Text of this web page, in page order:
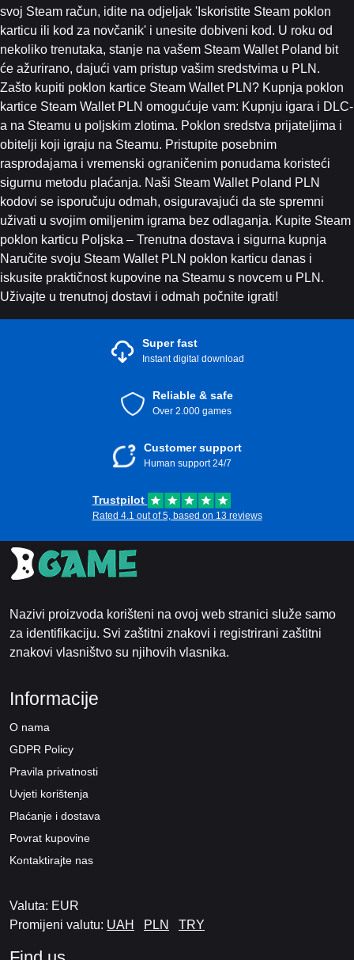
svoj Steam račun, idite na odjeljak 'Iskoristite Steam poklon
karticu ili kod za novčanik' i unesite dobiveni kod. U roku od
nekoliko trenutaka, stanje na vašem Steam Wallet Poland bit
će ažurirano, dajući vam pristup vašim sredstvima u PLN.
Zašto kupiti poklon kartice Steam Wallet PLN? Kupnja poklon
kartice Steam Wallet PLN omogućuje vam: Kupnju igara i DLC-
a na Steamu u poljskim zlotima. Poklon sredstva prijateljima i
obitelji koji igraju na Steamu. Pristupite posebnim
rasprodajama i vremenski ograničenim ponudama koristeći
sigurnu metodu plaćanja. Naši Steam Wallet Poland PLN
kodovi se isporučuju odmah, osiguravajući da ste spremni
uživati ​​u svojim omiljenim igrama bez odlaganja. Kupite Steam
poklon karticu Poljska – Trenutna dostava i sigurna kupnja
Naručite svoju Steam Wallet PLN poklon karticu danas i
iskusite praktičnost kupovine na Steamu s novcem u PLN.
Uživajte u trenutnoj dostavi i odmah počnite igrati!
Super fast
Instant digital download
Reliable & safe
Over 2.000 games
Customer support
Human support 24/7
Trustpilot
Rated 4.1 out of 5, based on 13 reviews
Nazivi proizvoda korišteni na ovoj web stranici služe samo
za identifikaciju. Svi zaštitni znakovi i registrirani zaštitni
znakovi vlasništvo su njihovih vlasnika.
Informacije
O nama
GDPR Policy
Pravila privatnosti
Uvjeti korištenja
Plaćanje i dostava
Povrat kupovine
Kontaktirajte nas
Valuta: EUR
Promijeni valutu: UAH PLN TRY